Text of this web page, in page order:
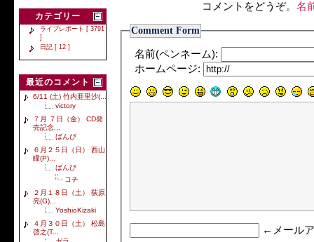
カテゴリー
ライブレポート [ 3791
]
日記 [ 12 ]
最近のコメント
6/11 (土) 竹内亜里沙(...
victory
７月 ７日（金） CD発
売記念...
ばんび
６月２５日（日） 西山
瞳(P)...
ばんび
コチ
２月１８日（土） 荻原
亮(G)...
YoshioKizaki
４月３０日（土） 松島
啓之(T...
コメントをどうぞ。 名
Comment Form
名前(ペンネーム):
ホームページ:
←メール